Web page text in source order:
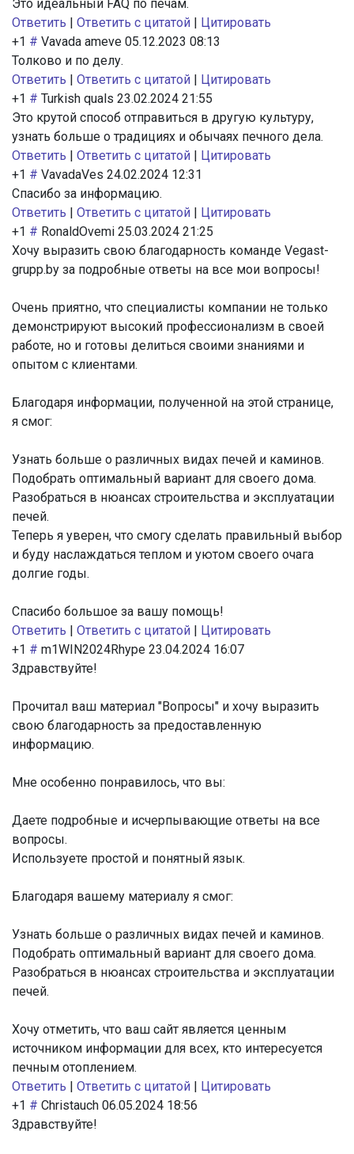
Это идеальный FAQ по печам.
Ответить | Ответить с цитатой | Цитировать
+1 # Vavada ameve 05.12.2023 08:13
Толково и по делу.
Ответить | Ответить с цитатой | Цитировать
+1 # Turkish quals 23.02.2024 21:55
Это крутой способ отправиться в другую культуру,
узнать больше о традициях и обычаях печного дела.
Ответить | Ответить с цитатой | Цитировать
+1 # VavadaVes 24.02.2024 12:31
Спасибо за информацию.
Ответить | Ответить с цитатой | Цитировать
+1 # RonaldOvemi 25.03.2024 21:25
Хочу выразить свою благодарность команде Vegast-
grupp.by за подробные ответы на все мои вопросы!
Очень приятно, что специалисты компании не только
демонстрируют высокий профессионализм в своей
работе, но и готовы делиться своими знаниями и
опытом с клиентами.
Благодаря информации, полученной на этой странице,
я смог:
Узнать больше о различных видах печей и каминов.
Подобрать оптимальный вариант для своего дома.
Разобраться в нюансах строительства и эксплуатации
печей.
Теперь я уверен, что смогу сделать правильный выбор
и буду наслаждаться теплом и уютом своего очага
долгие годы.
Спасибо большое за вашу помощь!
Ответить | Ответить с цитатой | Цитировать
+1 # m1WIN2024Rhype 23.04.2024 16:07
Здравствуйте!
Прочитал ваш материал "Вопросы" и хочу выразить
свою благодарность за предоставленную
информацию.
Мне особенно понравилось, что вы:
Даете подробные и исчерпывающие ответы на все
вопросы.
Используете простой и понятный язык.
Благодаря вашему материалу я смог:
Узнать больше о различных видах печей и каминов.
Подобрать оптимальный вариант для своего дома.
Разобраться в нюансах строительства и эксплуатации
печей.
Хочу отметить, что ваш сайт является ценным
источником информации для всех, кто интересуется
печным отоплением.
Ответить | Ответить с цитатой | Цитировать
+1 # Christauch 06.05.2024 18:56
Здравствуйте!